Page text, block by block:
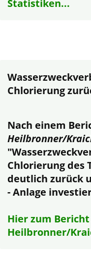
Statistiken...
Chlorierung
Nach einem
Heilbronner/
Chlorierung des
deutlich zurück
- Anlage
Hier zum
Heilbronner/